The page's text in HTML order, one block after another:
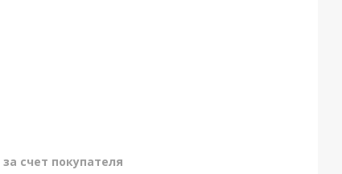
за счет покупателя